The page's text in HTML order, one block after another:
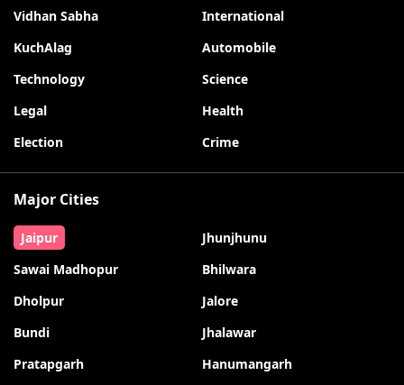
Vidhan Sabha
International
KuchAlag
Automobile
Technology
Science
Legal
Health
Election
Crime
Major Cities
Jaipur
Jhunjhunu
Sawai Madhopur
Bhilwara
Dholpur
Jalore
Bundi
Jhalawar
Pratapgarh
Hanumangarh